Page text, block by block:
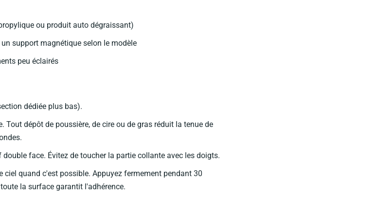
ou produit auto dégraissant)
support magnétique selon le modèle
peu éclairés
dédiée plus bas).
Tout dépôt de poussière, de cire ou de gras réduit la tenue de
double face. Évitez de toucher la partie collante avec les doigts.
ciel quand c'est possible. Appuyez fermement pendant 30
la surface garantit l'adhérence.